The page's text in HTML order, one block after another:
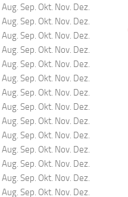
Aug. Sep. Okt. Nov. Dez.
Aug. Sep. Okt. Nov. Dez.
Aug. Sep. Okt. Nov. Dez.
Aug. Sep. Okt. Nov. Dez.
Aug. Sep. Okt. Nov. Dez.
Aug. Sep. Okt. Nov. Dez.
Aug. Sep. Okt. Nov. Dez.
Aug. Sep. Okt. Nov. Dez.
Aug. Sep. Okt. Nov. Dez.
Aug. Sep. Okt. Nov. Dez.
Aug. Sep. Okt. Nov. Dez.
Aug. Sep. Okt. Nov. Dez.
Aug. Sep. Okt. Nov. Dez.
Aug. Sep. Okt. Nov. Dez.